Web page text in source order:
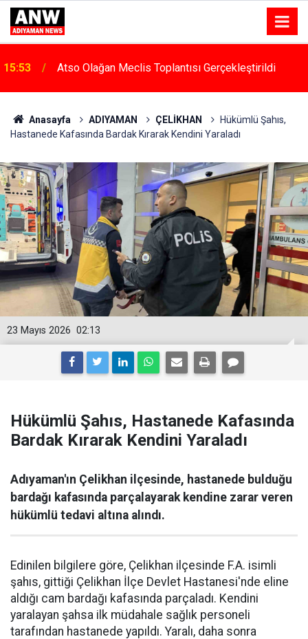
15:53 Atso Olağan Meclis Toplantısı Gerçekleştirildi
Anasayfa ADIYAMAN ÇELİKHAN
Hükümlü Şahıs,
Hastanede Kafasında Bardak Kırarak Kendini Yaraladı
02:13
23 Mayıs 2026
Hükümlü Şahıs, Hastanede Kafasında
Bardak Kırarak Kendini Yaraladı
Adıyaman'ın Çelikhan ilçesinde, hastanede bulduğu
bardağı kafasında parçalayarak kendine zarar veren
hükümlü tedavi altına alındı.
Edinilen bilgilere göre, Çelikhan ilçesinde F.A. isimli
şahıs, gittiği Çelikhan İlçe Devlet Hastanesi'nde eline
aldığı cam bardağı kafasında parçaladı. Kendini
yaralayan şahsa ilk müdahale sağlık personeli
tarafından hastanede yapıldı. Yaralı, daha sonra